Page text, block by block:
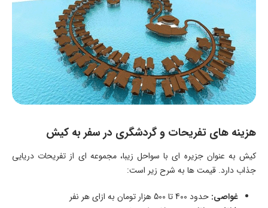
هزینه های تفریحات و گردشگری در سفر به کیش
کیش به عنوان جزیره ای با سواحل زیبا، مجموعه ای از تفریحات دریایی
جذاب دارد. قیمت ها به شرح زیر است:
غواصی: حدود 400 تا 500 هزار تومان به ازای هر نفر